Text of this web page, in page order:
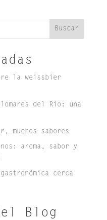
Buscar
la weissbier
del Río: una
muchos sabores
aroma, sabor y
cerca
Blog